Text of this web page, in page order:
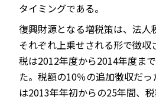
タイミングである。
復興財源となる増税策は、法人
それぞれ上乗せされる形で徴収
税は2012年度から2014年度ま
た。税額の10％の追加徴収だ
は2013年年初からの25年間、